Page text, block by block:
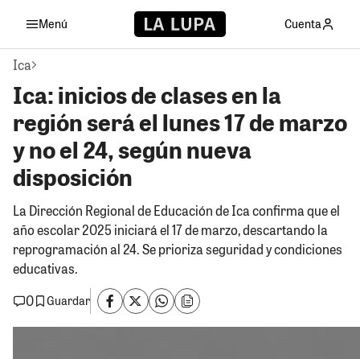
Menú Cuenta
Ica
Ica: inicios de clases en la
región será el lunes 17 de marzo
y no el 24, según nueva
disposición
La Dirección Regional de Educación de Ica confirma que el
año escolar 2025 iniciará el 17 de marzo, descartando la
reprogramación al 24. Se prioriza seguridad y condiciones
educativas.
0
Guardar